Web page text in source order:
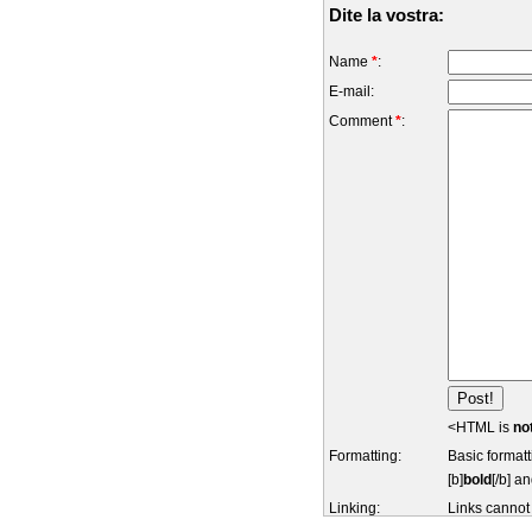
Dite la vostra:
Name *:
E-mail:
Comment*:
<HTML is
Formatting:
Basic
[b] bold [/b]
Linking:
Links